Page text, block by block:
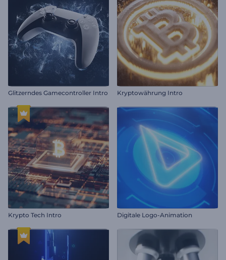
Glitzerndes Gamecontroller Intro Kryptowährung Intro
Krypto Tech Intro Digitale Logo-Animation